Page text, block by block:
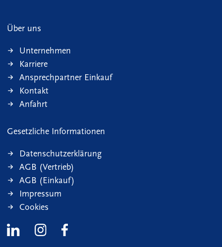
Über uns
Unternehmen
Karriere
Ansprechpartner Einkauf
Kontakt
Anfahrt
Gesetzliche Informationen
Datenschutzerklärung
AGB (Vertrieb)
AGB (Einkauf)
Impressum
Cookies